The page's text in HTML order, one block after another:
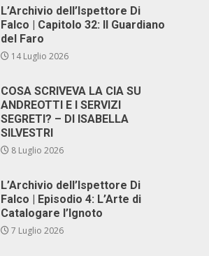
L’Archivio dell’Ispettore Di
Falco | Capitolo 32: Il Guardiano
del Faro
14 Luglio 2026
COSA SCRIVEVA LA CIA SU
ANDREOTTI E I SERVIZI
SEGRETI? – DI ISABELLA
SILVESTRI
8 Luglio 2026
L’Archivio dell’Ispettore Di
Falco | Episodio 4: L’Arte di
Catalogare l’Ignoto
7 Luglio 2026